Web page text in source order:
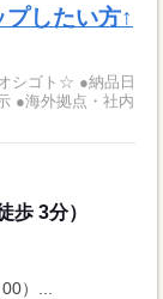
したい方↑
☆ ●納品日
●海外拠点・社内
歩 3分）
）...